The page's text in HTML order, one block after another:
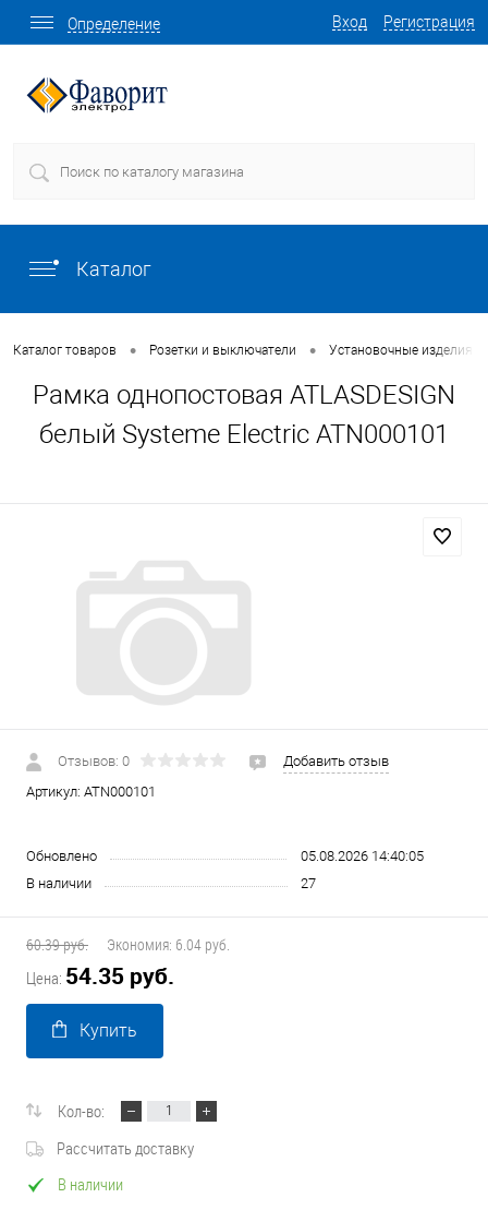
Вход Регистрация
Определение
Каталог
Каталог товаров • Розетки и выключатели • Установочные изделия
Рамка однопостовая ATLASDESIGN
белый Systeme Electric ATN000101
Отзывов: 0
Добавить отзыв
Артикул: ATN000101
Обновлено
05.08.2026 14:40:05
В наличии
27
60.39 руб. Экономия: 6.04 руб.
Цена: 54.35 руб.
Купить
Кол-во:
Рассчитать доставку
В наличии